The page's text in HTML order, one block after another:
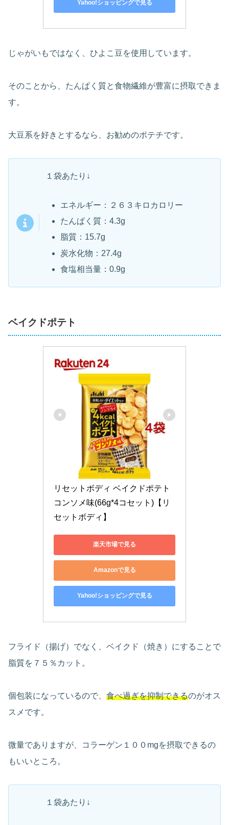
Yahoo!ショッピングで見る
じゃがいもではなく、ひよこ豆を使用しています。
そのことから、たんぱく質と食物繊維が豊富に摂取できま
す。
大豆系を好きとするなら、お勧めのポテチです。
１袋あたり↓
エネルギー：２６３キロカロリー
たんぱく質：4.3g
脂質：15.7g
炭水化物：27.4g
食塩相当量：0.9g
ベイクドポテト
リセットボディ ベイクドポテト
コンソメ味(66g*4コセット)【リ
セットボディ】
楽天市場で見る
Amazonで見る
Yahoo!ショッピングで見る
フライド（揚げ）でなく、ベイクド（焼き）にすることで
脂質を７５％カット。
個包装になっているので、 食べ過ぎを抑制できるのがオス
スメです。
微量でありますが、コラーゲン１００mgを摂取できるの
もいいところ。
１袋あたり↓